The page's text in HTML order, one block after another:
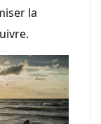
la